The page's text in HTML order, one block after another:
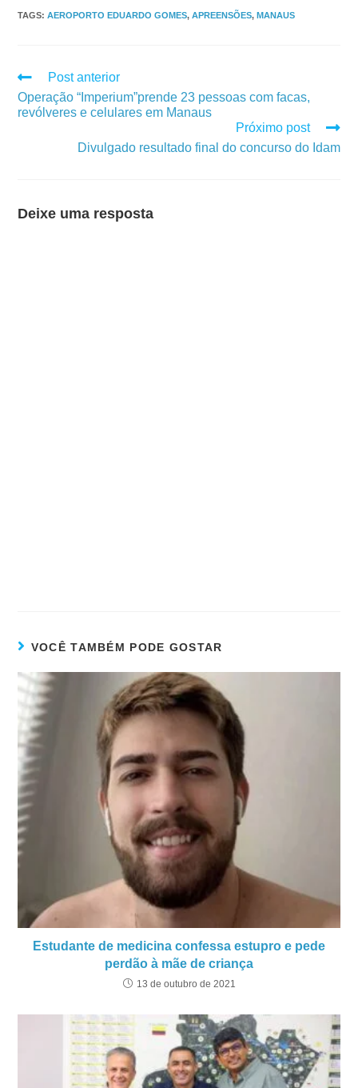
TAGS:AEROPORTO EDUARDO GOMES, APREENSÕES, MANAUS
Post anterior
Operação “Imperium”prende 23 pessoas com facas,
revólveres e celulares em Manaus
Próximo post
Divulgado resultado final do concurso do Idam
Deixe uma resposta
VOCÊ TAMBÉM PODE GOSTAR
Estudante de medicina confessa estupro e pede
perdão à mãe de criança
13 de outubro de 2021